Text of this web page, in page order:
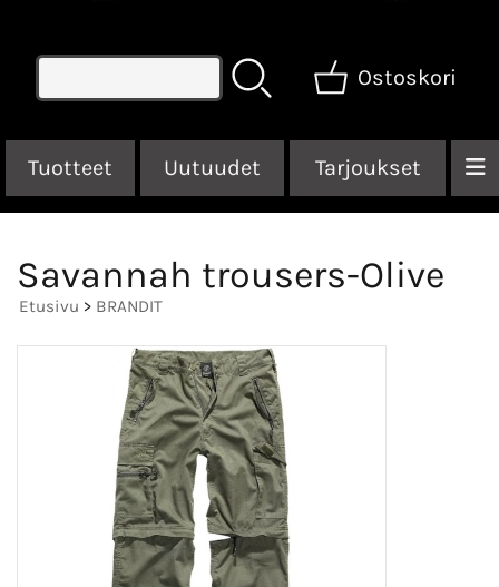
Ostoskori
Tuotteet Uutuudet Tarjoukset
Savannah trousers-Olive
Etusivu > BRANDIT